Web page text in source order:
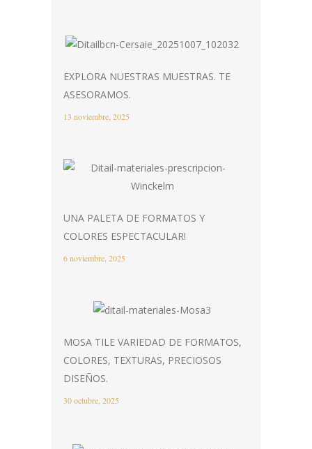
EXPLORA NUESTRAS MUESTRAS. TE
ASESORAMOS.
13 noviembre, 2025
UNA PALETA DE FORMATOS Y
COLORES ESPECTACULAR!
6 noviembre, 2025
MOSA TILE VARIEDAD DE FORMATOS,
COLORES, TEXTURAS, PRECIOSOS
DISEÑOS.
30 octubre, 2025